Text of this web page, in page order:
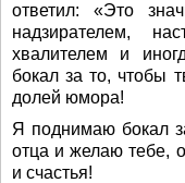
ответил: «Это
надзирателем,
хвалителем и
бокал за то, чтобы
долей юмора!
Я поднимаю бокал
отца и желаю тебе,
и счастья!